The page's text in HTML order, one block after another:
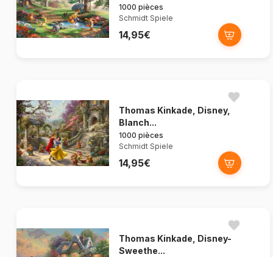
1000 pièces
Schmidt Spiele
14,95€
Thomas Kinkade, Disney,
Blanch...
1000 pièces
Schmidt Spiele
14,95€
Thomas Kinkade, Disney-
Sweethe...